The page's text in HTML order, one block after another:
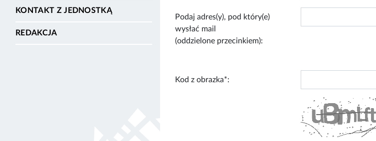
KONTAKT Z JEDNOSTKĄ
REDAKCJA
Podaj adres(y), pod który(e)
wysłać mail
(oddzielone przecinkiem):
Kod z obrazka*: